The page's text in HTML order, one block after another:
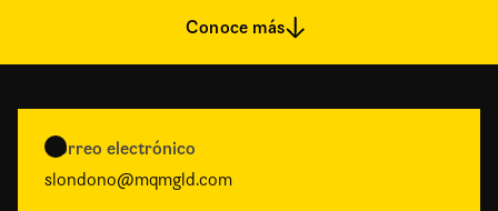
Conoce más
Correo electrónico
slondono@mqmgld.com